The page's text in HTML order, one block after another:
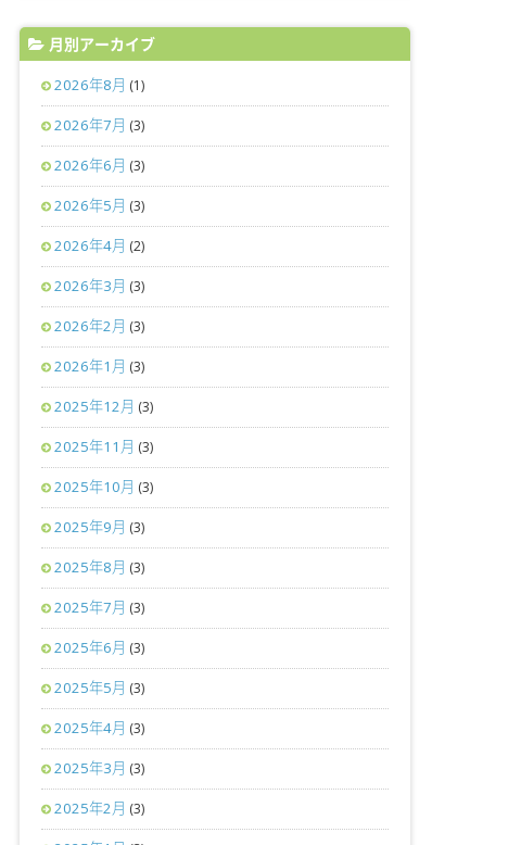
月別アーカイブ
2026年8月 (1)
2026年7月 (3)
2026年6月 (3)
2026年5月 (3)
2026年4月 (2)
2026年3月 (3)
2026年2月 (3)
2026年1月 (3)
2025年12月 (3)
2025年11月 (3)
2025年10月 (3)
2025年9月 (3)
2025年8月 (3)
2025年7月 (3)
2025年6月 (3)
2025年5月 (3)
2025年4月 (3)
2025年3月 (3)
2025年2月 (3)